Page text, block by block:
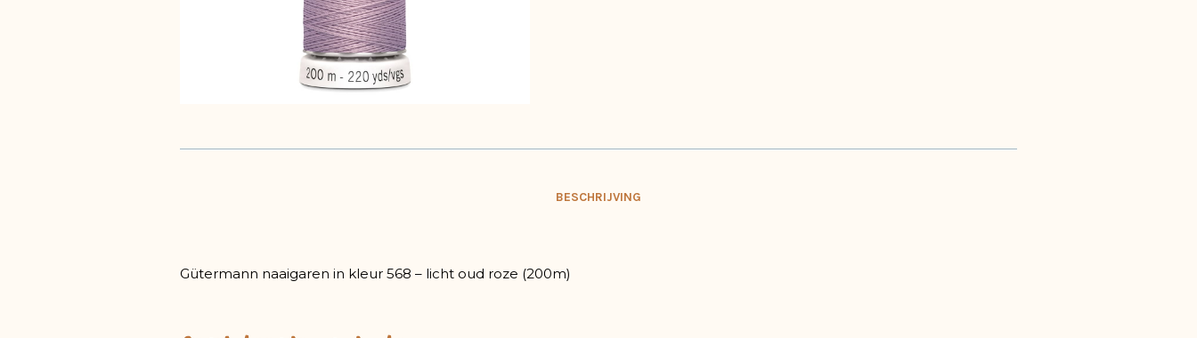
BESCHRIJVING
Gütermann naaigaren in kleur 568 – licht oud roze (200m)